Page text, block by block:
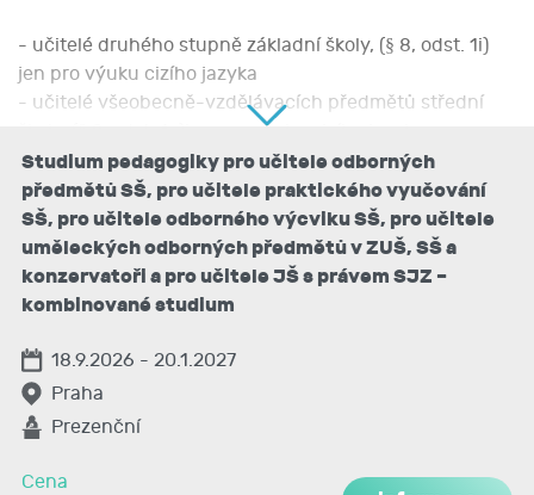
- učitelé druhého stupně základní školy, (§ 8, odst. 1i)
jen pro výuku cizího jazyka
- učitelé všeobecně-vzdělávacích předmětů střední
školy, (§ 9, odst. 1g)jen pro výuku cizího jazyka
- učitelé odborných předmětů střední školy (§ 9, odst.
2d odst. 3)
- učitelé praktického vyučování střední školy (§ 9, odst.
3a, b, c, odst. 3)
- učitelé odborného výcviku střední školy (§ 9, odst. 5)
- učitelé uměleckých odborných předmětů v ZUŠ, SUŠ
- učitelé jazykové školy s právem státní jazykové
zkoušky (§ 12, písmeno c)
Nabyté znalosti a dovednosti:
Studium pedagogiky pro učitele odborných
předmětů SŠ, pro učitele praktického vyučování
SŠ, pro učitele odborného výcviku SŠ, pro učitele
uměleckých odborných předmětů v ZUŠ, SŠ a
konzervatoři a pro učitele JŠ s právem SJZ –
kombinované studium
18.9.2026 - 20.1.2027
Praha
Prezenční
Cena